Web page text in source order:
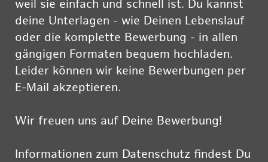
weil sie einfach und schnell ist. Du kannst
deine Unterlagen - wie Deinen Lebenslauf
oder die komplette Bewerbung - in allen
gängigen Formaten bequem hochladen.
Leider können wir keine Bewerbungen per
E-Mail akzeptieren.
Wir freuen uns auf Deine Bewerbung!
Informationen zum Datenschutz findest Du